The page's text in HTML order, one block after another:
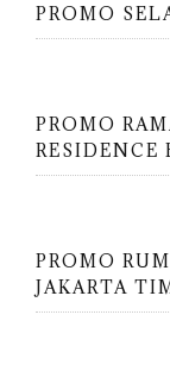
PROMO
PROMO
RESIDENCE
PROMO
JAKARTA